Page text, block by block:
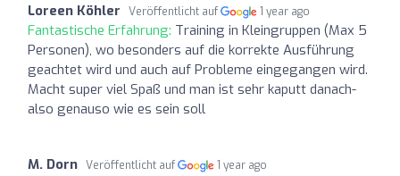
Loreen Köhler Veröffentlicht auf 1 year ago
Fantastische Erfahrung: Training in Kleingruppen (Max 5
Personen), wo besonders auf die korrekte Ausführung
geachtet wird und auch auf Probleme eingegangen wird.
Macht super viel Spaß und man ist sehr kaputt danach-
also genauso wie es sein soll
M. Dorn Veröffentlicht auf 1 year ago